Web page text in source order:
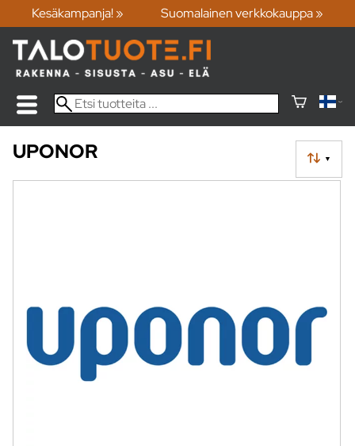
Kesäkampanja! » Suomalainen verkkokauppa »
▼
UPONOR